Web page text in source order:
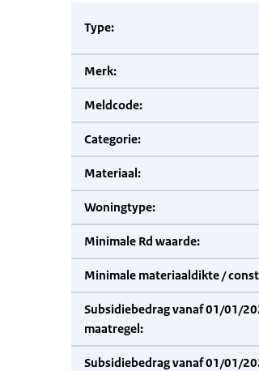
Type:
Merk:
Meldcode:
Categorie:
Materiaal:
Woningtype:
Minimale Rd waarde:
Minimale materiaaldikte /
Subsidiebedrag vanaf 01/01/
maatregel:
Subsidiebedrag vanaf 01/01/